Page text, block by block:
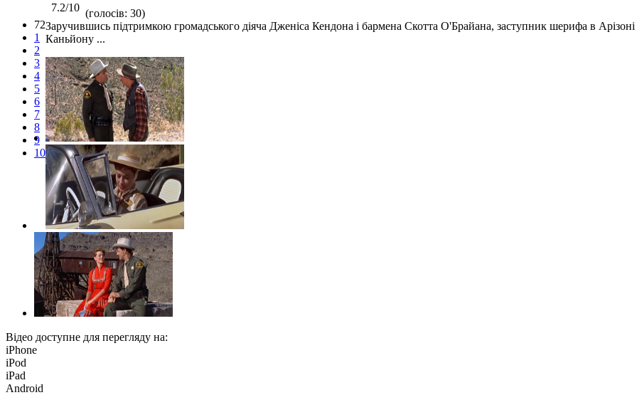
72
1
2
3
4
5
6
7
8
9
10
7.2/10 (голосів: 30)
Заручившись підтримкою громадського діяча Дженіса Кендона і бармена Скотта О'Брайана, заступник шерифа в
Каньйону ...
Відео доступне для перегляду на:
iPhone
iPod
iPad
Android